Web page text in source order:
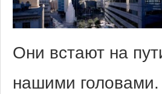
Они встают на
нашими